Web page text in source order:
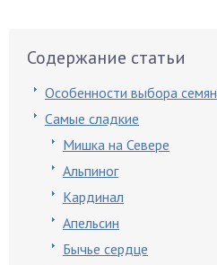
Содержание статьи
Особенности выбора семян
Самые сладкие
Мишка на Севере
Альпиног
Кардинал
Апельсин
Бычье сердце